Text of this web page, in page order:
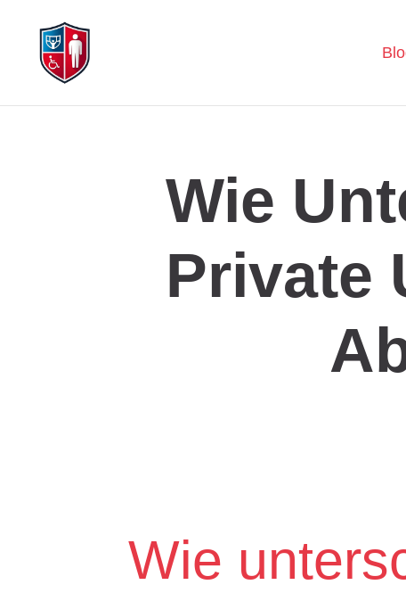
Wie
Private
Wie